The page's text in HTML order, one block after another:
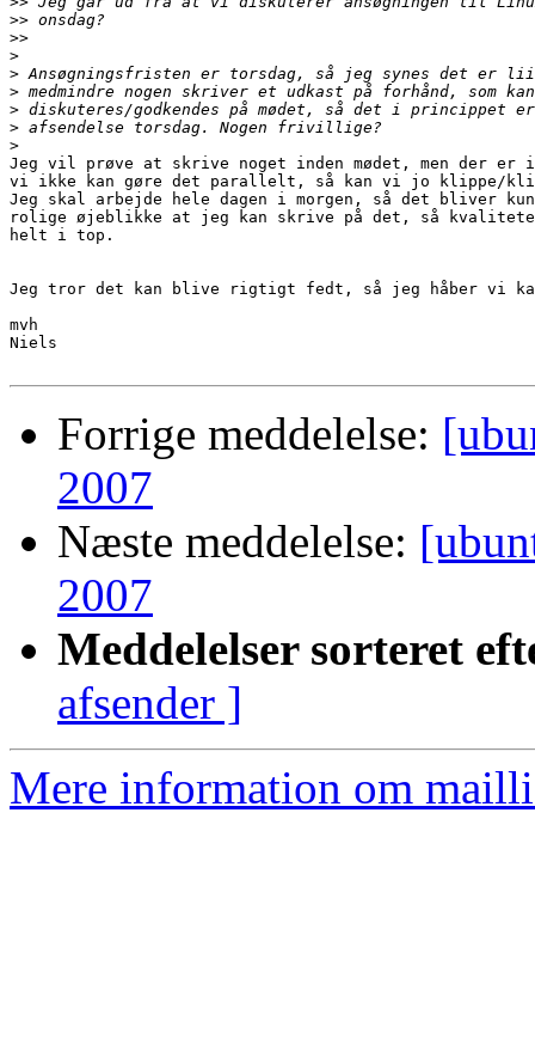
>>
>>
>
>
>
>
>
>
Jeg vil prøve at skrive noget inden mødet, men der
vi ikke kan gøre det parallelt, så kan vi jo klippe/
Jeg skal arbejde hele dagen i morgen, så det bliver
rolige øjeblikke at jeg kan skrive på det, så
helt i top.
Jeg tror det kan blive rigtigt fedt, så jeg håber vi kan
mvh
Niels
Forrige meddelelse:
2007
Næste meddelelse:
2007
Meddelelser sorteret
afsender ]
Mere information om